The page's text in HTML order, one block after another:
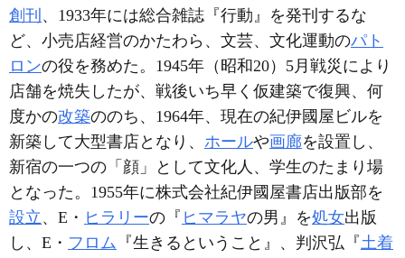
創刊 、1933年には総合雑誌『行動』を発刊するな
ど、小売店経営のかたわら、文芸、文化運動のパト
ロンの役を務めた。1945年（昭和20）5月戦災により
店舗を焼失したが、戦後いち早く仮建築で復興、何
度かの改築ののち、1964年、現在の紀伊國屋ビルを
新築して大型書店となり、 ホールや画廊を設置し、
新宿の一つの「顔」として文化人、学生のたまり場
となった。1955年に株式会社紀伊國屋書店出版部を
設立、E・ ヒラリーの『 ヒマラヤの男』を処女出版
し、E・ フロム 『生きるということ』、判沢弘『土着